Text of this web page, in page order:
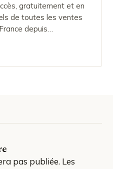
gratuitement et en
de toutes les ventes
depuis…
pas publiée. Les